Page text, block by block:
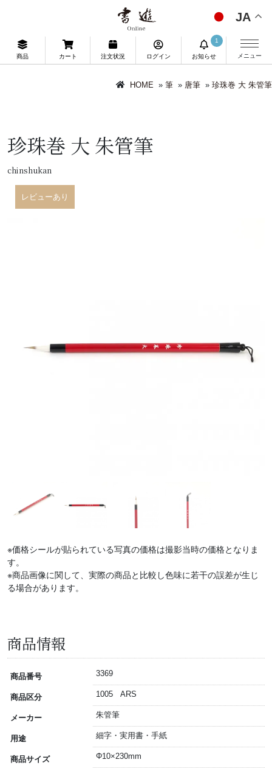
JA
商品 カート 注文状況 ログイン お知らせ
1
メニュー
HOME » 筆 » 唐筆 » 珍珠巻 大 朱管筆
珍珠巻 大 朱管筆
chinshukan
レビューあり
※価格シールが貼られている写真の価格は撮影当時の価格となりま
す。
※商品画像に関して、実際の商品と比較し色味に若干の誤差が生じ
る場合があります。
商品情報
商品番号 3369
商品区分 1005 ARS
メーカー 朱管筆
用途 細字・実用書・手紙
商品サイズ Φ10×230mm